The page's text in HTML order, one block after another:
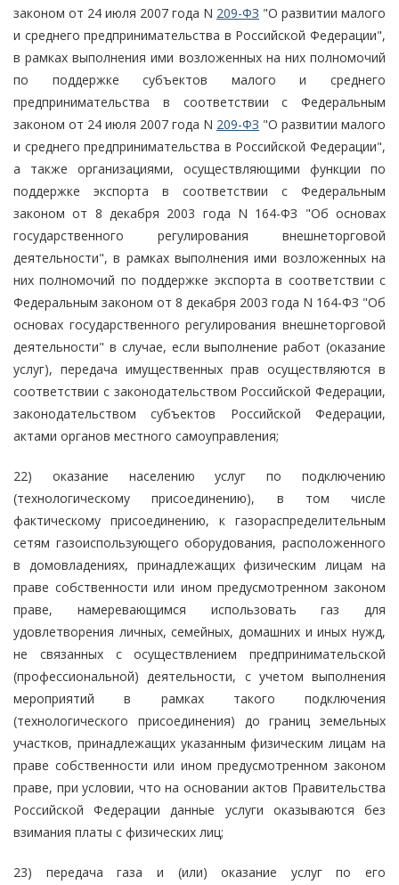
законом от 24 июля 2007 года N 209-ФЗ "О развитии малого
и среднего предпринимательства в Российской Федерации",
в рамках выполнения ими возложенных на них полномочий
по поддержке субъектов малого и среднего
предпринимательства в соответствии с Федеральным
законом от 24 июля 2007 года N 209-ФЗ "О развитии малого
и среднего предпринимательства в Российской Федерации",
а также организациями, осуществляющими функции по
поддержке экспорта в соответствии с Федеральным
законом от 8 декабря 2003 года N 164-ФЗ "Об основах
государственного регулирования внешнеторговой
деятельности", в рамках выполнения ими возложенных на
них полномочий по поддержке экспорта в соответствии с
Федеральным законом от 8 декабря 2003 года N 164-ФЗ "Об
основах государственного регулирования внешнеторговой
деятельности" в случае, если выполнение работ (оказание
услуг), передача имущественных прав осуществляются в
соответствии с законодательством Российской Федерации,
законодательством субъектов Российской Федерации,
актами органов местного самоуправления;
22) оказание населению услуг по подключению
(технологическому присоединению), в том числе
фактическому присоединению, к газораспределительным
сетям газоиспользующего оборудования, расположенного
в домовладениях, принадлежащих физическим лицам на
праве собственности или ином предусмотренном законом
праве, намеревающимся использовать газ для
удовлетворения личных, семейных, домашних и иных нужд,
не связанных с осуществлением предпринимательской
(профессиональной) деятельности, с учетом выполнения
мероприятий в рамках такого подключения
(технологического присоединения) до границ земельных
участков, принадлежащих указанным физическим лицам на
праве собственности или ином предусмотренном законом
праве, при условии, что на основании актов Правительства
Российской Федерации данные услуги оказываются без
взимания платы с физических лиц;
23) передача газа и (или) оказание услуг по его